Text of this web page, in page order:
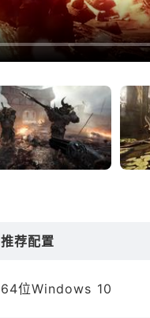
推荐配置
64位Windows 10